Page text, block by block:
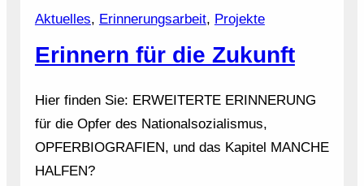
Aktuelles, Erinnerungsarbeit, Projekte
Erinnern für die Zukunft
Hier finden Sie: ERWEITERTE ERINNERUNG
für die Opfer des Nationalsozialismus,
OPFERBIOGRAFIEN, und das Kapitel MANCHE
HALFEN?